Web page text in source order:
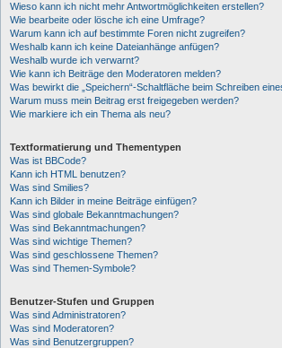
Wieso kann ich nicht mehr Antwortmöglichkeiten erstellen?
Wie bearbeite oder lösche ich eine Umfrage?
Warum kann ich auf bestimmte Foren nicht zugreifen?
Weshalb kann ich keine Dateianhänge anfügen?
Weshalb wurde ich verwarnt?
Wie kann ich Beiträge den Moderatoren melden?
Was bewirkt die „Speichern“-Schaltfläche beim Schreiben
Warum muss mein Beitrag erst freigegeben werden?
Wie markiere ich ein Thema als neu?
Textformatierung und Thementypen
Was ist BBCode?
Kann ich HTML benutzen?
Was sind Smilies?
Kann ich Bilder in meine Beiträge einfügen?
Was sind globale Bekanntmachungen?
Was sind Bekanntmachungen?
Was sind wichtige Themen?
Was sind geschlossene Themen?
Was sind Themen-Symbole?
Benutzer-Stufen und Gruppen
Was sind Administratoren?
Was sind Moderatoren?
Was sind Benutzergruppen?